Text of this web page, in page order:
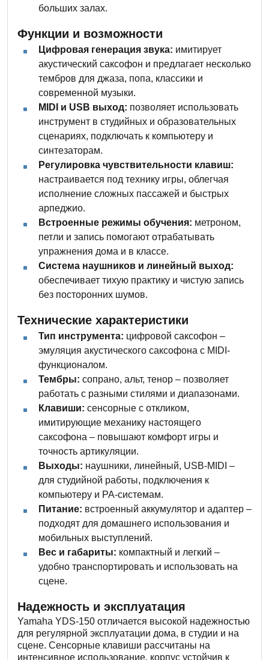
больших залах.
Функции и возможности
Цифровая генерация звука: имитирует
акустический саксофон и предлагает несколько
тембров для джаза, попа, классики и
современной музыки.
MIDI и USB выход: позволяет использовать
инструмент в студийных и образовательных
сценариях, подключать к компьютеру и
синтезаторам.
Регулировка чувствительности клавиш:
настраивается под технику игры, облегчая
исполнение сложных пассажей и быстрых
арпеджио.
Встроенные режимы обучения: метроном,
петли и запись помогают отрабатывать
упражнения дома и в классе.
Система наушников и линейный выход:
обеспечивает тихую практику и чистую запись
без посторонних шумов.
Технические характеристики
Тип инструмента: цифровой саксофон –
эмуляция акустического саксофона с MIDI-
функционалом.
Тембры: сопрано, альт, тенор – позволяет
работать с разными стилями и диапазонами.
Клавиши: сенсорные с откликом,
имитирующие механику настоящего
саксофона – повышают комфорт игры и
точность артикуляции.
Выходы: наушники, линейный, USB-MIDI –
для студийной работы, подключения к
компьютеру и PA-системам.
Питание: встроенный аккумулятор и адаптер –
подходят для домашнего использования и
мобильных выступлений.
Вес и габариты: компактный и легкий –
удобно транспортировать и использовать на
сцене.
Надежность и эксплуатация
Yamaha YDS-150 отличается высокой надежностью
для регулярной эксплуатации дома, в студии и на
сцене. Сенсорные клавиши рассчитаны на
интенсивное использование, корпус устойчив к